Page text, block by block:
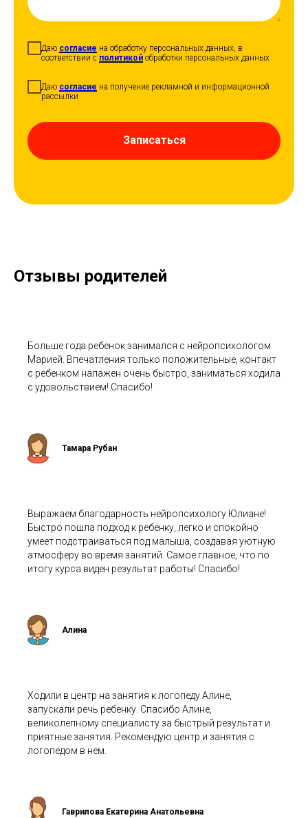
Даю согласие на обработку персональных данных, в
соответствии с политикой обработки персональных данных
Даю согласие на получение рекламной и информационной
рассылки
Записаться
Отзывы родителей
Больше года ребенок занимался с нейропсихологом
Марией. Впечатления только положительные, контакт
с ребенком налажен очень быстро, заниматься ходила
с удовольствием! Спасибо!
Тамара Рубан
Выражаем благодарность нейропсихологу Юлиане!
Быстро пошла подход к ребенку, легко и спокойно
умеет подстраиваться под малыша, создавая уютную
атмосферу во время занятий. Самое главное, что по
итогу курса виден результат работы! Спасибо!
Алина
Ходили в центр на занятия к логопеду Алине,
запускали речь ребенку. Спасибо Алине,
великолепному специалисту за быстрый результат и
приятные занятия. Рекомендую центр и занятия с
логопедом в нем.
Гаврилова Екатерина Анатольевна